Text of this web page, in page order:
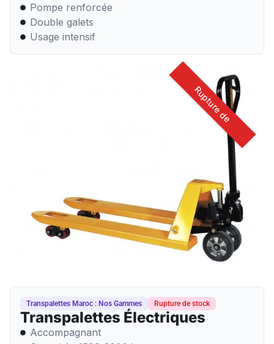
Pompe renforcée
Double galets
Usage intensif
Transpalettes Maroc : Nos Gammes Rupture de stock
Transpalettes Électriques
Accompagnant